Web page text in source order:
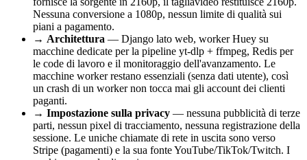
Nessuna conversione a 1080p, nessun limite di qualità sui
piani a pagamento.
→ Architettura — Django lato web, worker Huey su
macchine dedicate per la pipeline yt-dlp + ffmpeg, Redis per
le code di lavoro e il monitoraggio dell'avanzamento. Le
macchine worker restano essenziali (senza dati utente), così
un crash di un worker non tocca mai gli account dei clienti
paganti.
→ Impostazione sulla privacy — nessuna pubblicità di terze
parti, nessun pixel di tracciamento, nessuna registrazione della
sessione. Le uniche chiamate di rete in uscita sono verso
Stripe (pagamenti) e la sua fonte YouTube/TikTok/Twitch. I